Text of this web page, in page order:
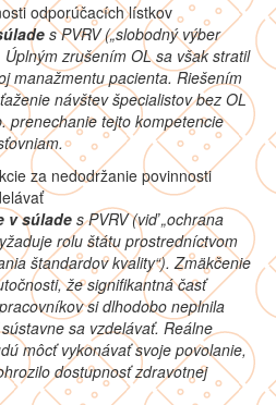
odporúčacích lístkov
s PVRV („slobodný výber
Úplným zrušením OL sa však stratil
manažmentu pacienta. Riešením
návštev špecialistov bez OL
prenechanie tejto kompetencie
za nedodržanie povinnosti
v súlade s PVRV (viď „ochrana
rolu štátu prostredníctvom
štandardov kvality“). Zmäkčenie
že signifikantná časť
si dlhodobo neplnila
sa vzdelávať. Reálne
môcť vykonávať svoje povolanie,
dostupnosť zdravotnej